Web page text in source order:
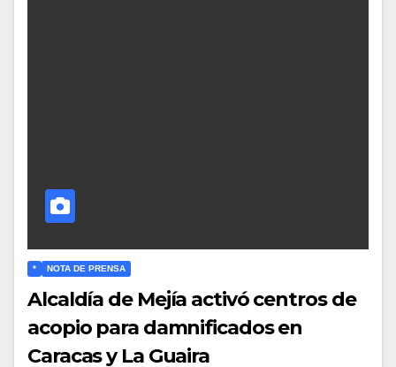
* NOTA DE PRENSA
Alcaldía de Mejía activó centros de
acopio para damnificados en
Caracas y La Guaira